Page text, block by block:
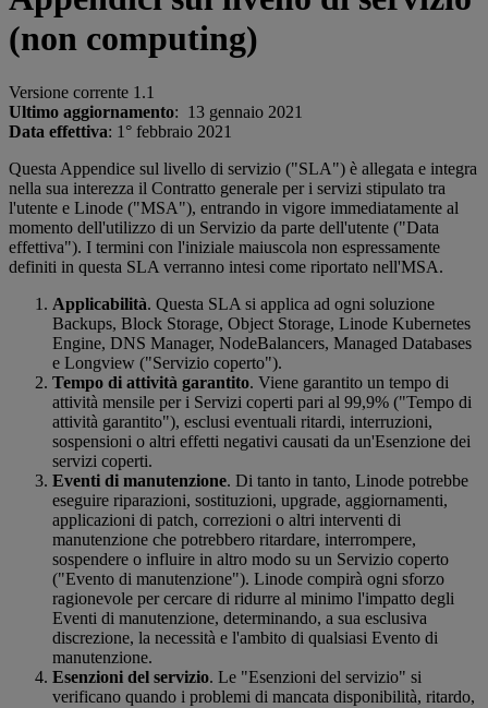
(non computing)
Versione corrente 1.1
Ultimo aggiornamento: 13 gennaio 2021
Data effettiva: 1° febbraio 2021
Questa Appendice sul livello di servizio ("SLA") è allegata e integra
nella sua interezza il Contratto generale per i servizi stipulato tra
l'utente e Linode ("MSA"), entrando in vigore immediatamente al
momento dell'utilizzo di un Servizio da parte dell'utente ("Data
effettiva"). I termini con l'iniziale maiuscola non espressamente
definiti in questa SLA verranno intesi come riportato nell'MSA.
Applicabilità. Questa SLA si applica ad ogni soluzione
Backups, Block Storage, Object Storage, Linode Kubernetes
Engine, DNS Manager, NodeBalancers, Managed Databases
e Longview ("Servizio coperto").
Tempo di attività garantito. Viene garantito un tempo di
attività mensile per i Servizi coperti pari al 99,9% ("Tempo di
attività garantito"), esclusi eventuali ritardi, interruzioni,
sospensioni o altri effetti negativi causati da un'Esenzione dei
servizi coperti.
Eventi di manutenzione. Di tanto in tanto, Linode potrebbe
eseguire riparazioni, sostituzioni, upgrade, aggiornamenti,
applicazioni di patch, correzioni o altri interventi di
manutenzione che potrebbero ritardare, interrompere,
sospendere o influire in altro modo su un Servizio coperto
("Evento di manutenzione"). Linode compirà ogni sforzo
ragionevole per cercare di ridurre al minimo l'impatto degli
Eventi di manutenzione, determinando, a sua esclusiva
discrezione, la necessità e l'ambito di qualsiasi Evento di
manutenzione.
Esenzioni del servizio. Le "Esenzioni del servizio" si
verificano quando i problemi di mancata disponibilità, ritardo,